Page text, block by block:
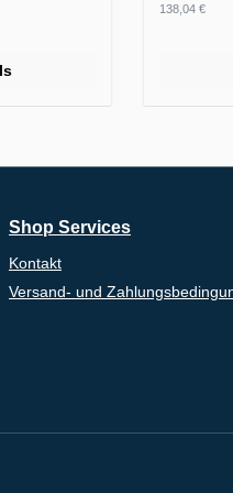
138,04 €
Shop Services
Kontakt
Versand- und